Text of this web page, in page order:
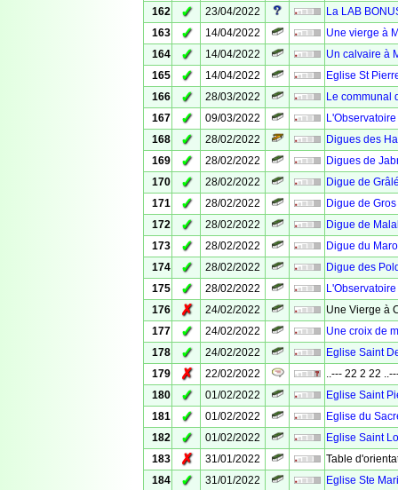
162
✓ 23/04/2022
La LAB
163
✓ 14/04/2022
Une vierge à
164
✓ 14/04/2022
Un calvaire à
165
✓ 14/04/2022
Eglise St
166
✓ 28/03/2022
Le communal
167
✓ 09/03/2022
168
✓ 28/02/2022
Digues des
169
✓ 28/02/2022
Digues de
170
✓ 28/02/2022
Digue de
171
✓ 28/02/2022
Digue de
172
✓ 28/02/2022
Digue de
173
✓ 28/02/2022
Digue du
174
✓ 28/02/2022
Digue des
175
✓ 28/02/2022
176
✗ 24/02/2022
Une Vierge à
177
✓ 24/02/2022
Une croix de
178
✓ 24/02/2022
Eglise Saint
179
✗ 22/02/2022
..--- 22 2 22
180
✓ 01/02/2022
Eglise Saint
181
✓ 01/02/2022
Eglise du
182
✓ 01/02/2022
Eglise Saint
183
✗ 31/01/2022
Table
184
✓ 31/01/2022
Eglise Ste